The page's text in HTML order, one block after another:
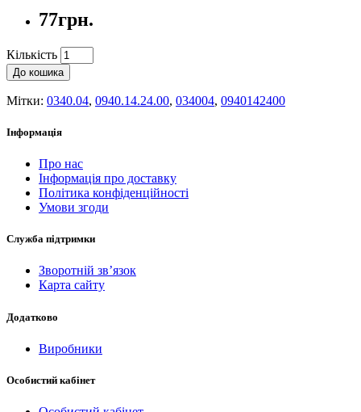
77грн.
Кількість
До кошика
Мітки: 0340.04, 0940.14.24.00, 034004, 0940142400
Інформація
Про нас
Інформація про доставку
Політика конфіденційності
Умови згоди
Служба підтримки
Зворотній зв’язок
Карта сайту
Додатково
Виробники
Особистий кабінет